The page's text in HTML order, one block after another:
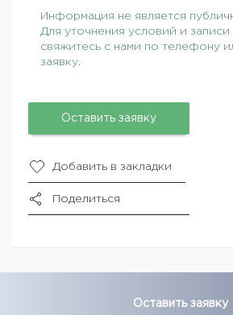
Информация не является
Для уточнения условий и
свяжитесь с нами по телефону
заявку.
Оставить заявку
Добавить в закладки
Поделиться
Оставить заявку